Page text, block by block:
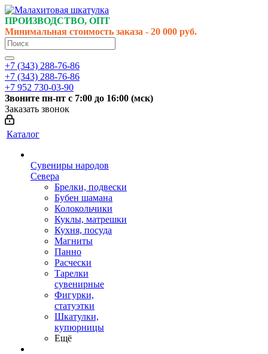
ПРОИЗВОДСТВО, ОПТ
Минимальная стоимость заказа - 20 000 руб.
+7 (343) 288-76-86
+7 (343) 288-76-86
+7 952 730-03-90
Звоните пн-пт с 7:00 до 16:00 (мск)
Заказать звонок
Каталог
Сувениры народов
Севера
Брелки, подвески
Бубен шамана
Колокольчики
Куклы, матрешки
Кухня, посуда
Магниты
Панно
Расчески
Тарелки
сувенирные
Фигурки,
статуэтки
Шкатулки,
купюрницы
Ещё